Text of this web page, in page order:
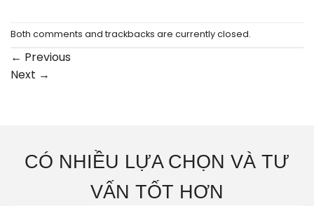
Both comments and trackbacks are currently closed.
← Previous
Next →
CÓ NHIỀU LỰA CHỌN VÀ TƯ
VẤN TỐT HƠN